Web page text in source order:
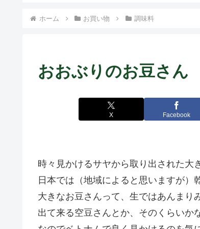
ト中営業予定追記） ~
ホーム お買い物 調味料
おおぶりのお豆さん
X Facebook
時々見かけるサヤから取り出された大
日本では（地域によると思いますが）
大きなお豆さんって、生ではあんまり
出て来る空豆さんとか、そのくらいか